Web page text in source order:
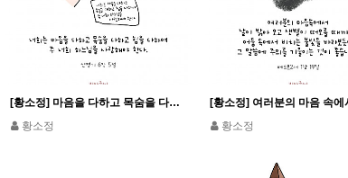
[황소정] 마음을 다하고 목숨을 다하고 힘을 다하여 주 너희 하느님을 사랑해야 한다.
황소정
황소정